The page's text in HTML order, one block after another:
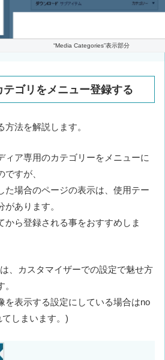
“Media Categories”表示部分
テゴリをメニュー登録する
方法を解説します。
ィア専用のカテゴリーをメニューに
すが、
た場合のページの表示は、使用テー
があります。
から登録される事をおすすめしま
、カスタマイザーでの設定で魅せ方
を表示する設定にしている場合はno
しまいます。)